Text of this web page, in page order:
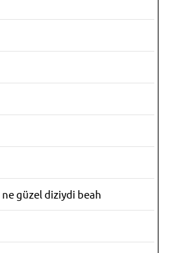
güzel diziydi beah